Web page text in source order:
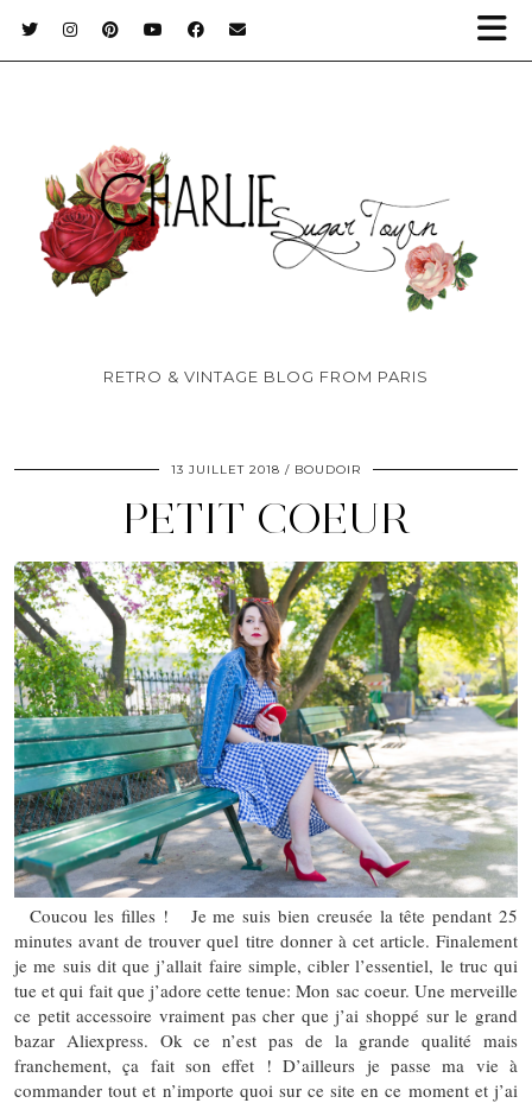
RETRO & VINTAGE BLOG FROM PARIS
13 JUILLET 2018 BOUDOIR
PETIT COEUR
Coucou les filles ! Je me suis bien creusée la tête pendant 25
minutes avant de trouver quel titre donner à cet article. Finalement
je me suis dit que j’allait faire simple, cibler l’essentiel, le truc qui
tue et qui fait que j’adore cette tenue: Mon sac coeur. Une merveille
ce petit accessoire vraiment pas cher que j’ai shoppé sur le grand
bazar Aliexpress. Ok ce n’est pas de la grande qualité mais
franchement, ça fait son effet ! D’ailleurs je passe ma vie à
commander tout et n’importe quoi sur ce site en ce moment et j’ai